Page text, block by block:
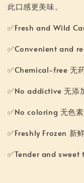
此口感更美味。
✅Fresh and Wild
✅Convenient and
✅Chemical-free 无
✅No addictive 无添
✅No coloring 无色素
✅Freshly Frozen 新
✅Tender and sweet